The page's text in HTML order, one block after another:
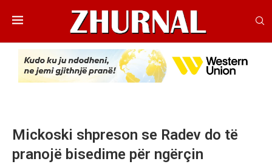
Mickoski shpreson se Radev do të
pranojë bisedime për ngërçin